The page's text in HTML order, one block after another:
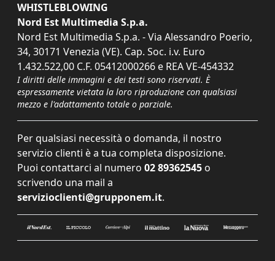
WHISTLEBLOWING
Nord Est Multimedia S.p.a.
Nord Est Multimedia S.p.a. - Via Alessandro Poerio,
34, 30171 Venezia (VE). Cap. Soc. i.v. Euro
1.432.522,00 C.F. 05412000266 e REA VE-454332
I diritti delle immagini e dei testi sono riservati. È
espressamente vietata la loro riproduzione con qualsiasi
mezzo e l'adattamento totale o parziale.
Per qualsiasi necessità o domanda, il nostro
servizio clienti è a tua completa disposizione.
Puoi contattarci al numero 02 89362545 o
scrivendo una mail a
servizioclienti@grupponem.it.